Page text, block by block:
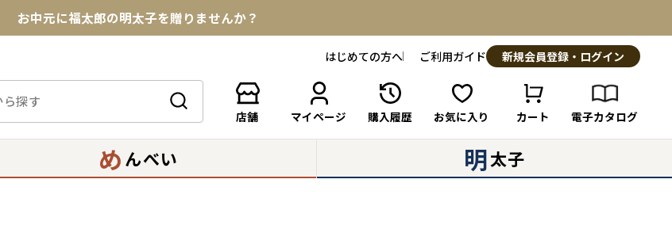
お中元に福太郎の明太子を贈りませんか？
【色々な味を試したい方へ】ポストイン！めんべい
送料全国一律770円！10,800円以上で送料無料
はじめての方へ ご利用ガイド 新規会員登録・ログイン
店舗 マイページ 購入履歴 お気に入り カート 電子カタログ
め んべい 明太子